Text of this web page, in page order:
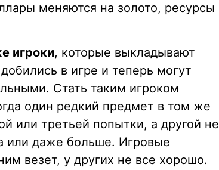
меняются на золото, ресурсы
игроки, которые выкладывают
в игре и теперь могут
Стать таким игроком
один редкий предмет в том же
или третьей попытки, а другой не
или даже больше. Игровые
везет, у других не все хорошо.